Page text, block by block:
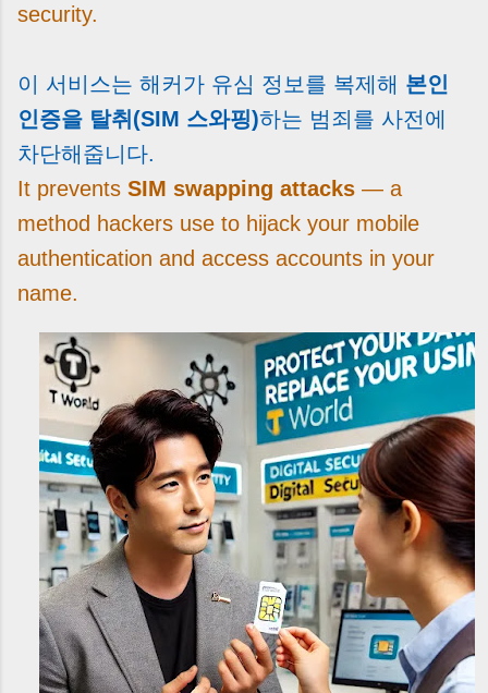
security.
이 서비스는 해커가 유심 정보를 복제해 본인
인증을 탈취(SIM 스와핑)하는 범죄를 사전에
차단해줍니다.
It prevents SIM swapping attacks — a
method hackers use to hijack your mobile
authentication and access accounts in your
name.